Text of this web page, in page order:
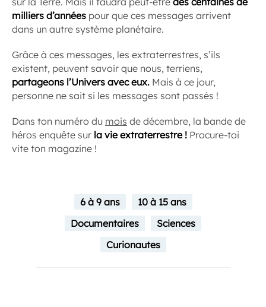
milliers d’années pour que ces messages arrivent
dans un autre système planétaire.
Grâce à ces messages, les extraterrestres, s’ils
existent, peuvent savoir que nous, terriens,
partageons l’Univers avec eux. Mais à ce jour,
personne ne sait si les messages sont passés !
Dans ton numéro du mois de décembre, la bande de
héros enquête sur la vie extraterrestre ! Procure-toi
vite ton magazine !
6 à 9 ans
10 à 15 ans
Documentaires
Sciences
Curionautes